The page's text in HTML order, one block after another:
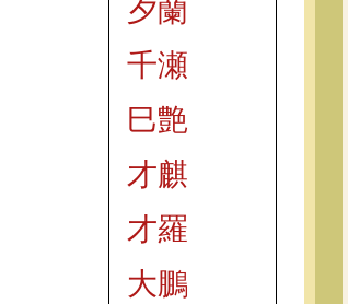
夕蘭
千瀬
巳艶
才麒
才羅
大鵬